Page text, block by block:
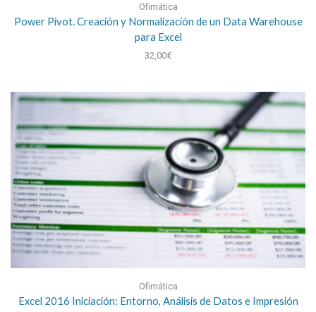
Ofimática
Power Pivot. Creación y Normalización de un Data Warehouse
para Excel
32,00€
Ofimática
Excel 2016 Iniciación: Entorno, Análisis de Datos e Impresión